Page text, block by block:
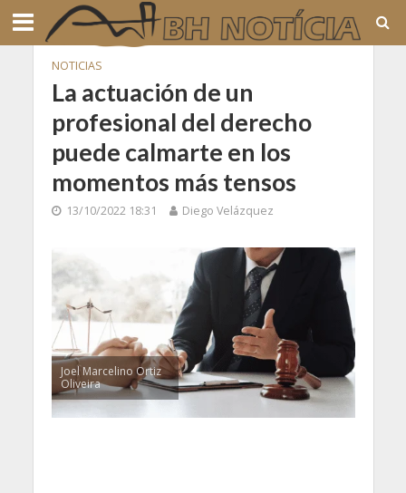
NOTICIAS
La actuación de un
profesional del derecho
puede calmarte en los
momentos más tensos
13/10/2022 18:31 Diego Velázquez
Joel Marcelino Ortiz
Oliveira